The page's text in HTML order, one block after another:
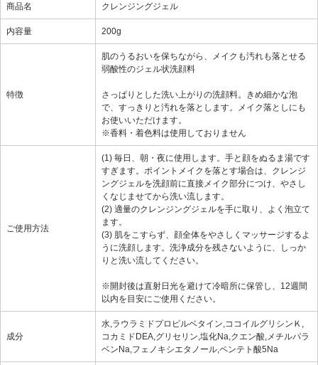
商品名 クレンジングジェル
内容量 200g
特徴
肌のうるおいを保ちながら、メイクも汚れも落とせる
弱酸性のジェル状洗顔料
さっぱりとした洗い上がりの洗顔料。きめ細かな泡
で、すっきりと汚れを落とします。メイク落としにも
お使いいただけます。
※香料・着色料は使用しておりません
ご使用方法
(1) 毎日、朝・夜に使用します。手と顔をぬるま湯です
すぎます。ポイントメイクを落とす場合は、クレンジ
ングジェルを洗顔前に直接メイク部分につけ、やさし
くなじませてから洗い流します。
(2) 適量のクレンジングジェルを手に取り、よく泡立て
ます。
(3) 肌をこすらず、顔全体をやさしくマッサージするよ
うに洗顔します。洗浄成分を残さないように、しっか
りと洗い流してください。
※開封後は直射日光を避けて冷暗所に保管し、12週間
以内を目安にご使用ください。
成分
水,ラウラミドプロピルベタイン,ココイルグリシンＫ,
コカミドDEA,グリセリン,塩化Na,クエン酸,メチルパラ
ベンNa,フェノキシエタノール,ペンテト酸5Na